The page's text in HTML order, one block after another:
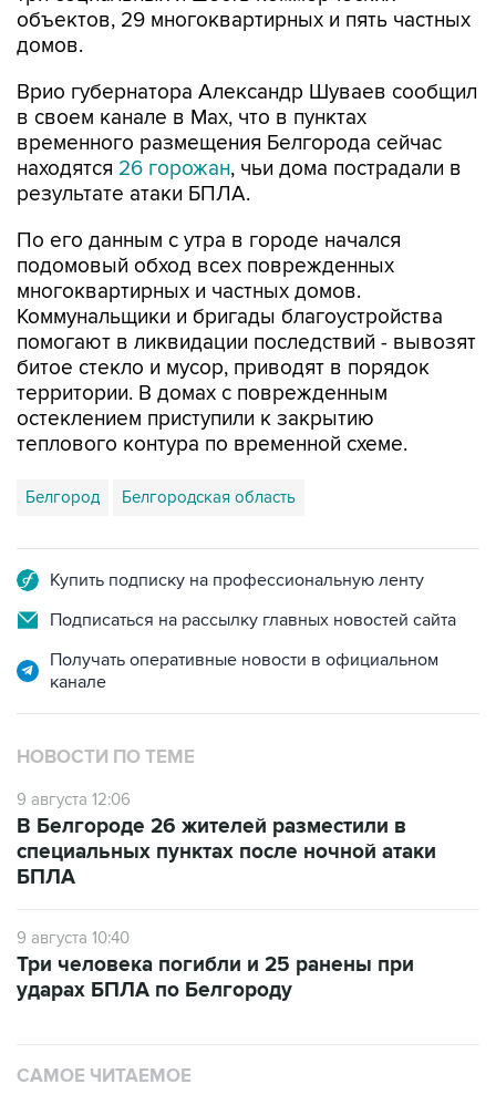
объектов, 29 многоквартирных и пять частных
домов.
Врио губернатора Александр Шуваев сообщил
в своем канале в Мах, что в пунктах
временного размещения Белгорода сейчас
находятся 26 горожан, чьи дома пострадали в
результате атаки БПЛА.
По его данным с утра в городе начался
подомовый обход всех поврежденных
многоквартирных и частных домов.
Коммунальщики и бригады благоустройства
помогают в ликвидации последствий - вывозят
битое стекло и мусор, приводят в порядок
территории. В домах с поврежденным
остеклением приступили к закрытию
теплового контура по временной схеме.
Белгород Белгородская область
Купить подписку на профессиональную ленту
Подписаться на рассылку главных новостей сайта
Получать оперативные новости в официальном
канале
НОВОСТИ ПО ТЕМЕ
9 августа 12:06
В Белгороде 26 жителей разместили в
специальных пунктах после ночной атаки
БПЛА
9 августа 10:40
Три человека погибли и 25 ранены при
ударах БПЛА по Белгороду
САМОЕ ЧИТАЕМОЕ